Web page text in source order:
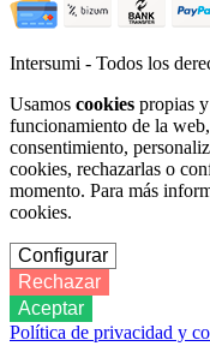
Intersumi - Todos los
Usamos cookies propias
funcionamiento de la
consentimiento,
cookies, rechazarlas o
momento. Para más
cookies.
Configurar
Rechazar
Aceptar
Política de privacidad y